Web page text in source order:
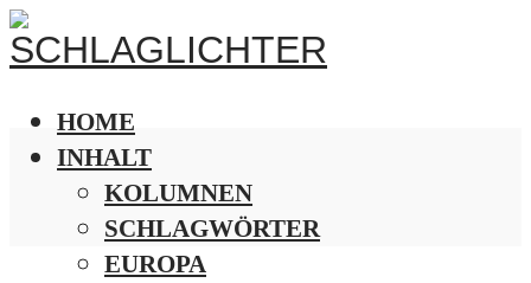
HOME
INHALT
KOLUMNEN
SCHLAGWÖRTER
EUROPA